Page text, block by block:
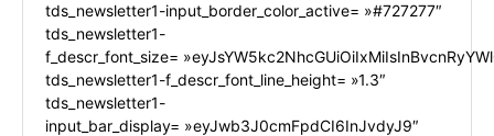
tds_newsletter1-input_border_color_active= »#727277″
tds_newsletter1-
f_descr_font_size=
tds_newsletter1-f_descr_font_line_height= »1.3″
tds_newsletter1-
input_bar_display= »eyJwb3J0cmFpdCI6InJvdyJ9″